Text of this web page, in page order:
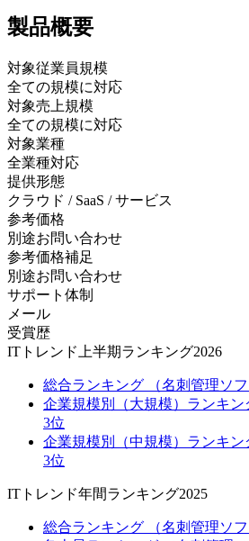
製品概要
対象従業員規模
全ての規模に対応
対象売上規模
全ての規模に対応
対象業種
全業種対応
提供形態
クラウド / SaaS / サービス
参考価格
別途お問い合わせ
参考価格補足
別途お問い合わせ
サポート体制
メール
受賞歴
ITトレンド上半期ランキング2026
総合ランキング （名刺管理ソ
企業規模別（大規模）ランキン
3位
企業規模別（中規模）ランキン
3位
ITトレンド年間ランキング2025
総合ランキング （名刺管理ソ